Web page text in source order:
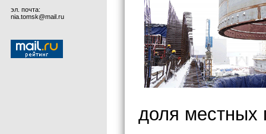
эл. почта:
nia.tomsk@mail.ru
доля местных